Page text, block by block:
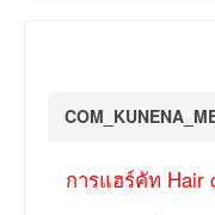
การแฮร์คัท Hair